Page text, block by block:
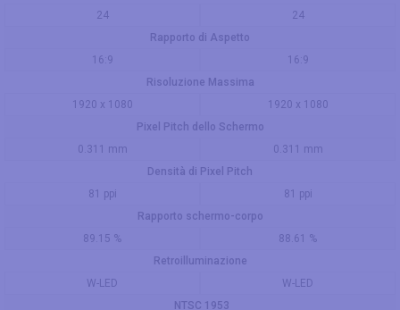
24
24
Rapporto di Aspetto
16:9
16:9
Risoluzione Massima
1920 x 1080
1920 x 1080
Pixel Pitch dello Schermo
0.311 mm
0.311 mm
Densità di Pixel Pitch
81 ppi
81 ppi
Rapporto schermo-corpo
89.15 %
88.61 %
Retroilluminazione
W-LED
W-LED
NTSC 1953